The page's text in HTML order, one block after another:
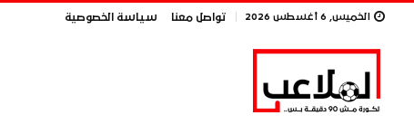
الخميس, 6 أغسطس 2026 تواصل معنا سياسة الخصوصية